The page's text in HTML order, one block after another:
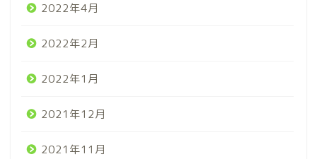
2022年4月
2022年2月
2022年1月
2021年12月
2021年11月